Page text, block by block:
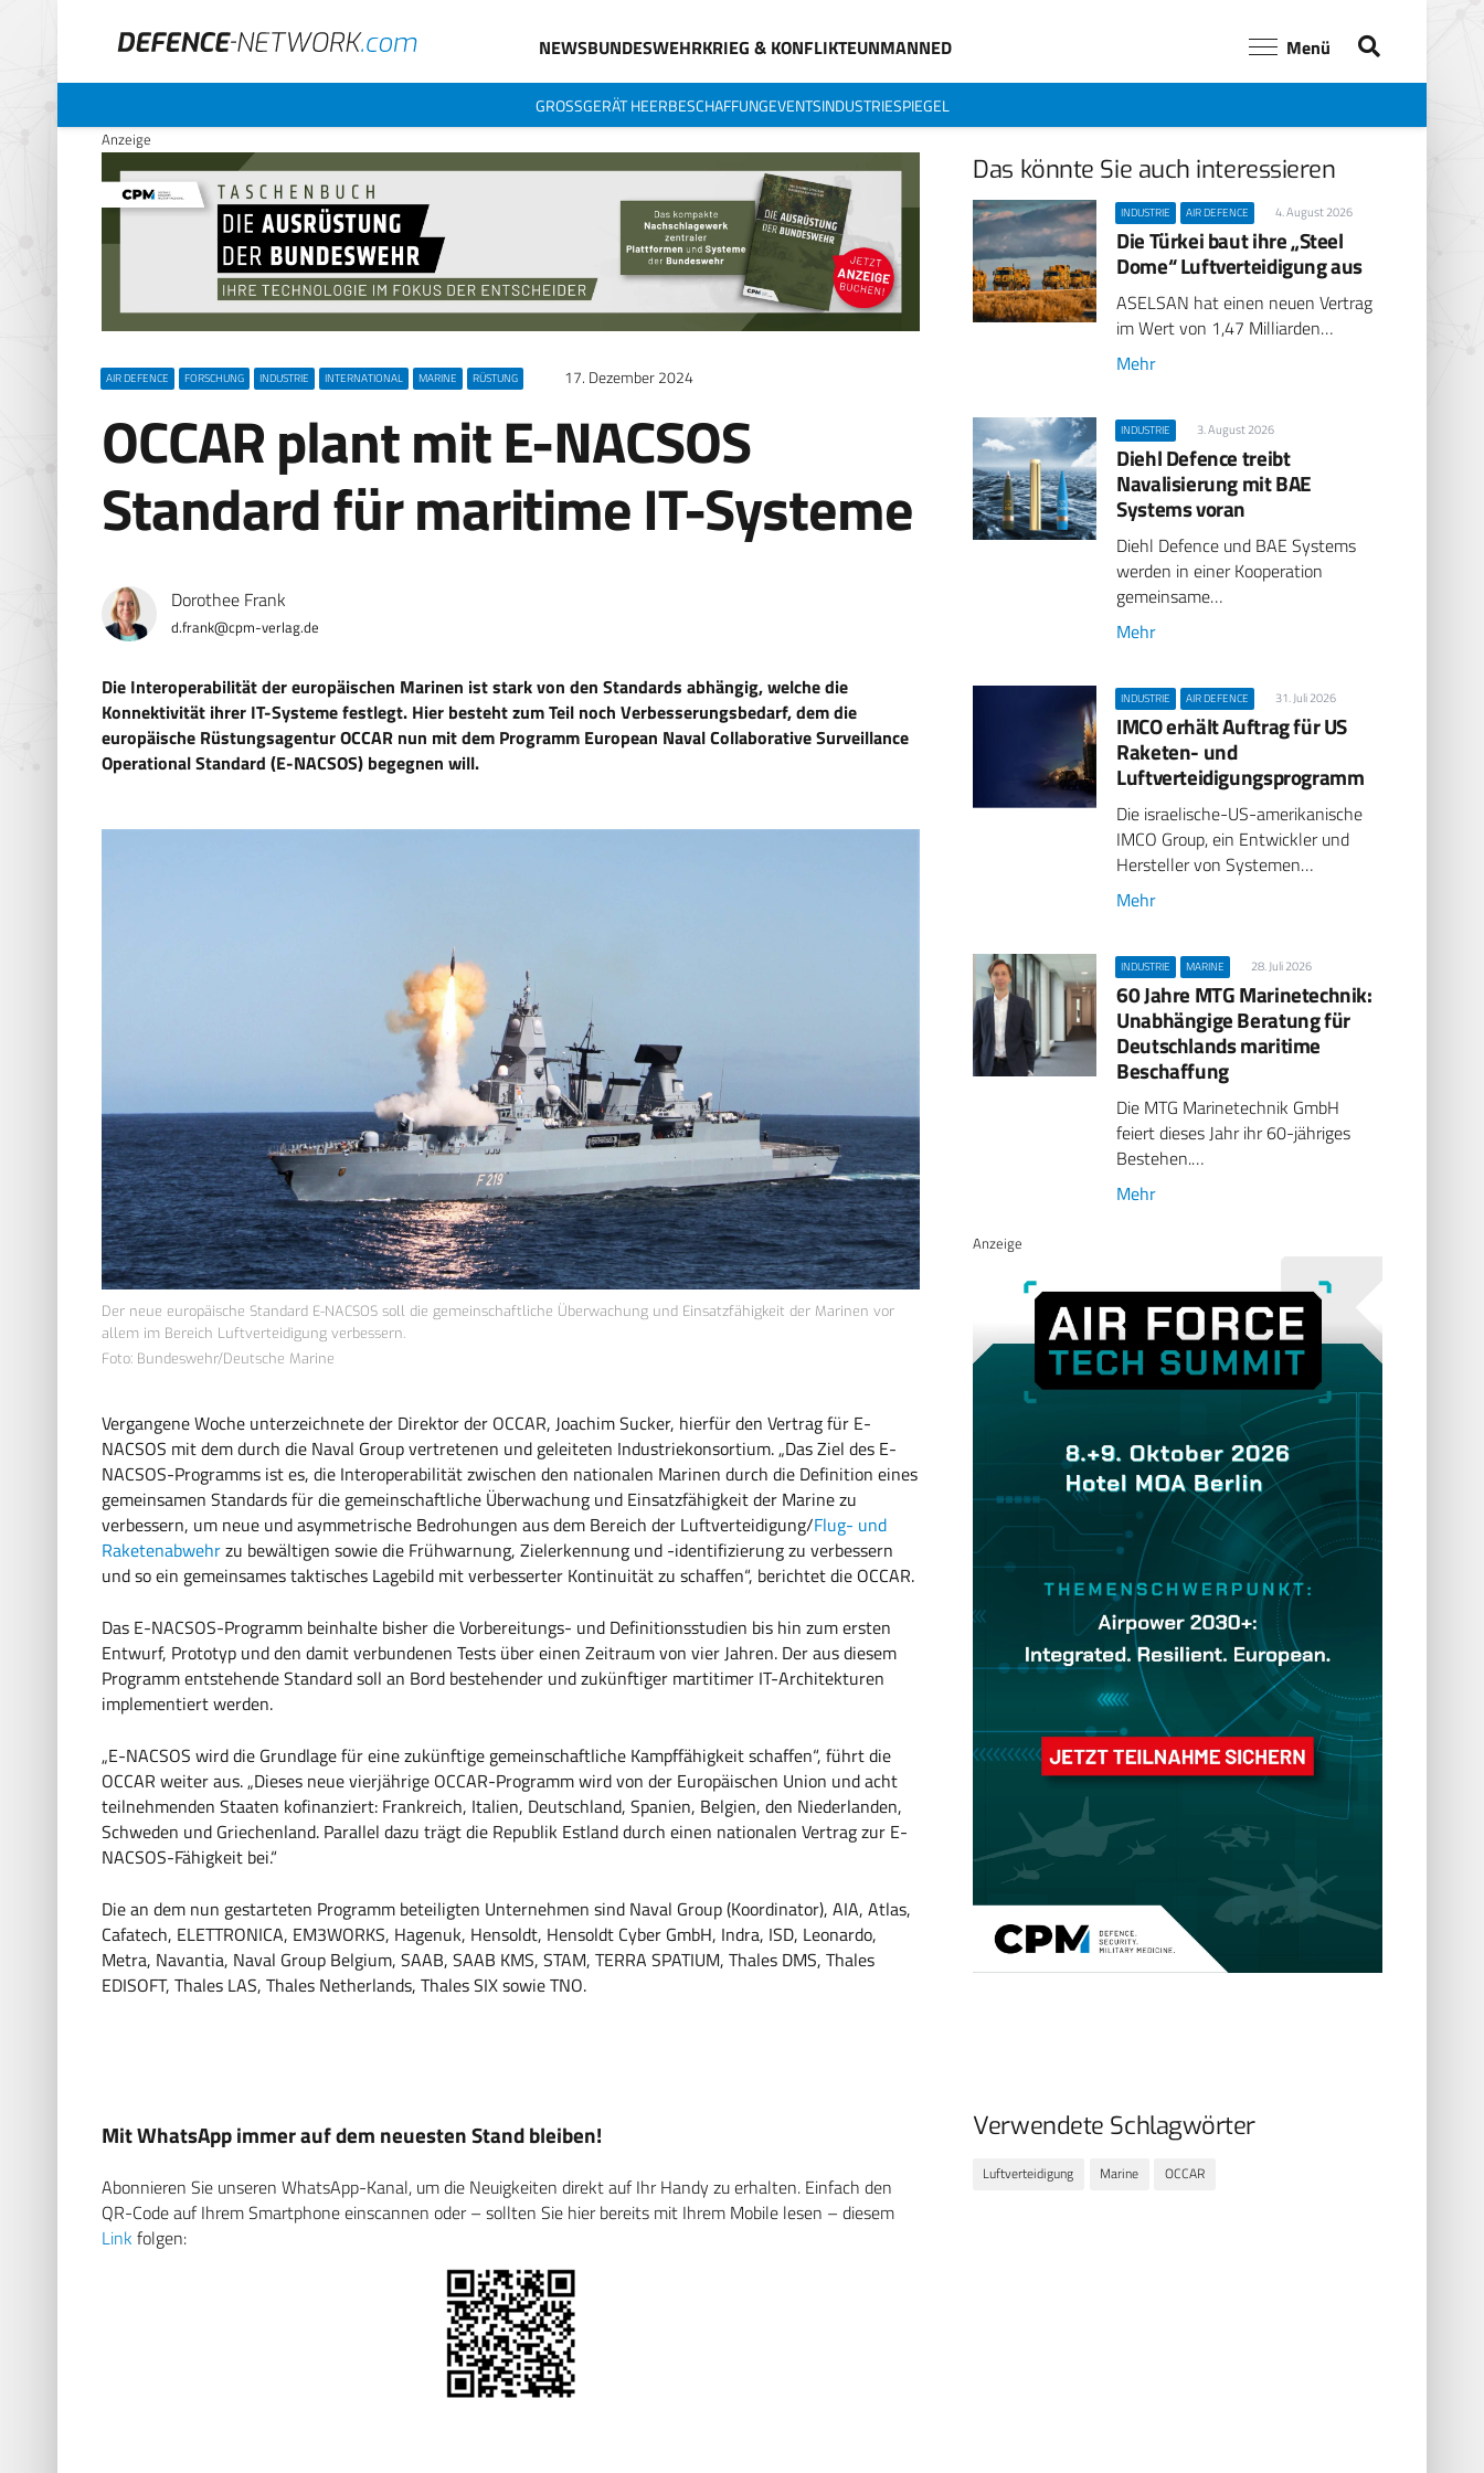
NEWSBUNDESWEHRKRIEG & KONFLIKTEUNMANNED Menü
GROSSGERÄT HEERBESCHAFFUNGEVENTSINDUSTRIESPIEGEL
Anzeige
AIR DEFENCE FORSCHUNG INDUSTRIE INTERNATIONAL MARINE RÜSTUNG 17. Dezember 2024
OCCAR plant mit E-NACSOS
Standard für maritime IT-Systeme
Dorothee Frank
d.frank@cpm-verlag.de
Die Interoperabilität der europäischen Marinen ist stark von den Standards abhängig, welche die
Konnektivität ihrer IT-Systeme festlegt. Hier besteht zum Teil noch Verbesserungsbedarf, dem die
europäische Rüstungsagentur OCCAR nun mit dem Programm European Naval Collaborative Surveillance
Operational Standard (E-NACSOS) begegnen will.
Der neue europäische Standard E-NACSOS soll die gemeinschaftliche Überwachung und Einsatzfähigkeit der Marinen vor
allem im Bereich Luftverteidigung verbessern.
Foto: Bundeswehr/Deutsche Marine
Vergangene Woche unterzeichnete der Direktor der OCCAR, Joachim Sucker, hierfür den Vertrag für E-
NACSOS mit dem durch die Naval Group vertretenen und geleiteten Industriekonsortium. „Das Ziel des E-
NACSOS-Programms ist es, die Interoperabilität zwischen den nationalen Marinen durch die Definition eines
gemeinsamen Standards für die gemeinschaftliche Überwachung und Einsatzfähigkeit der Marine zu
verbessern, um neue und asymmetrische Bedrohungen aus dem Bereich der Luftverteidigung/Flug- und
Raketenabwehrzu bewältigen sowie die Frühwarnung, Zielerkennung und -identifizierung zu verbessern
und so ein gemeinsames taktisches Lagebild mit verbesserter Kontinuität zu schaffen“, berichtet die OCCAR.
Das E-NACSOS-Programm beinhalte bisher die Vorbereitungs- und Definitionsstudien bis hin zum ersten
Entwurf, Prototyp und den damit verbundenen Tests über einen Zeitraum von vier Jahren. Der aus diesem
Programm entstehende Standard soll an Bord bestehender und zukünftiger martitimer IT-Architekturen
implementiert werden.
„E-NACSOS wird die Grundlage für eine zukünftige gemeinschaftliche Kampffähigkeit schaffen“, führt die
OCCAR weiter aus. „Dieses neue vierjährige OCCAR-Programm wird von der Europäischen Union und acht
teilnehmenden Staaten kofinanziert: Frankreich, Italien, Deutschland, Spanien, Belgien, den Niederlanden,
Schweden und Griechenland. Parallel dazu trägt die Republik Estland durch einen nationalen Vertrag zur E-
NACSOS-Fähigkeit bei.“
Die an dem nun gestarteten Programm beteiligten Unternehmen sind Naval Group (Koordinator), AIA, Atlas,
Cafatech, ELETTRONICA, EM3WORKS, Hagenuk, Hensoldt, Hensoldt Cyber GmbH, Indra, ISD, Leonardo,
Metra, Navantia, Naval Group Belgium, SAAB, SAAB KMS, STAM, TERRA SPATIUM, Thales DMS, Thales
EDISOFT, Thales LAS, Thales Netherlands, Thales SIX sowie TNO.
Mit WhatsApp immer auf dem neuesten Stand bleiben!
Abonnieren Sie unseren WhatsApp-Kanal, um die Neuigkeiten direkt auf Ihr Handy zu erhalten. Einfach den
QR-Code auf Ihrem Smartphone einscannen oder – sollten Sie hier bereits mit Ihrem Mobile lesen – diesem
Link folgen:
Das könnte Sie auch interessieren
INDUSTRIE AIR DEFENCE 4. August 2026
Die Türkei baut ihre „Steel
Dome“ Luftverteidigung aus
ASELSAN hat einen neuen Vertrag
im Wert von 1,47 Milliarden…
Mehr
INDUSTRIE 3. August 2026
Diehl Defence treibt
Navalisierung mit BAE
Systems voran
Diehl Defence und BAE Systems
werden in einer Kooperation
gemeinsame…
Mehr
INDUSTRIE AIR DEFENCE 31. Juli 2026
IMCO erhält Auftrag für US
Raketen- und
Luftverteidigungsprogramm
Die israelische-US-amerikanische
IMCO Group, ein Entwickler und
Hersteller von Systemen…
Mehr
INDUSTRIE MARINE 28. Juli 2026
60 Jahre MTG Marinetechnik:
Unabhängige Beratung für
Deutschlands maritime
Beschaffung
Die MTG Marinetechnik GmbH
feiert dieses Jahr ihr 60-jähriges
Bestehen.…
Mehr
Anzeige
Verwendete Schlagwörter
Luftverteidigung Marine OCCAR